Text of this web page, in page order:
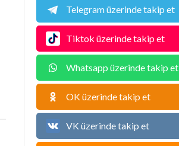
Telegram üzerinde takip et
Tiktok üzerinde takip et
Whatsapp üzerinde takip et
OK üzerinde takip et
VK üzerinde takip et